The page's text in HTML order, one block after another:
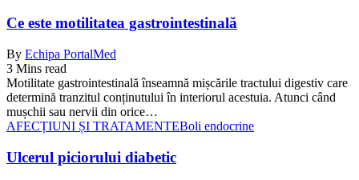
Ce este motilitatea gastrointestinală
By Echipa PortalMed
3 Mins read
Motilitate gastrointestinală înseamnă mișcările tractului digestiv care
determină tranzitul conținutului în interiorul acestuia. Atunci când
mușchii sau nervii din orice…
AFECȚIUNI ȘI TRATAMENTEBoli endocrine
Ulcerul piciorului diabetic